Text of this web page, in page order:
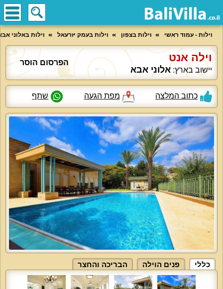
וילות - עמוד ראשי וילות בצפון וילות בעמק יזרעאל וילות באלוני
וילה אנט
יישוב בארץ: אלוני אבא
הפרסום הוסר
כתוב המלצה מפת הגעה שתף
כללי פנים הוילה הבריכה והחצר